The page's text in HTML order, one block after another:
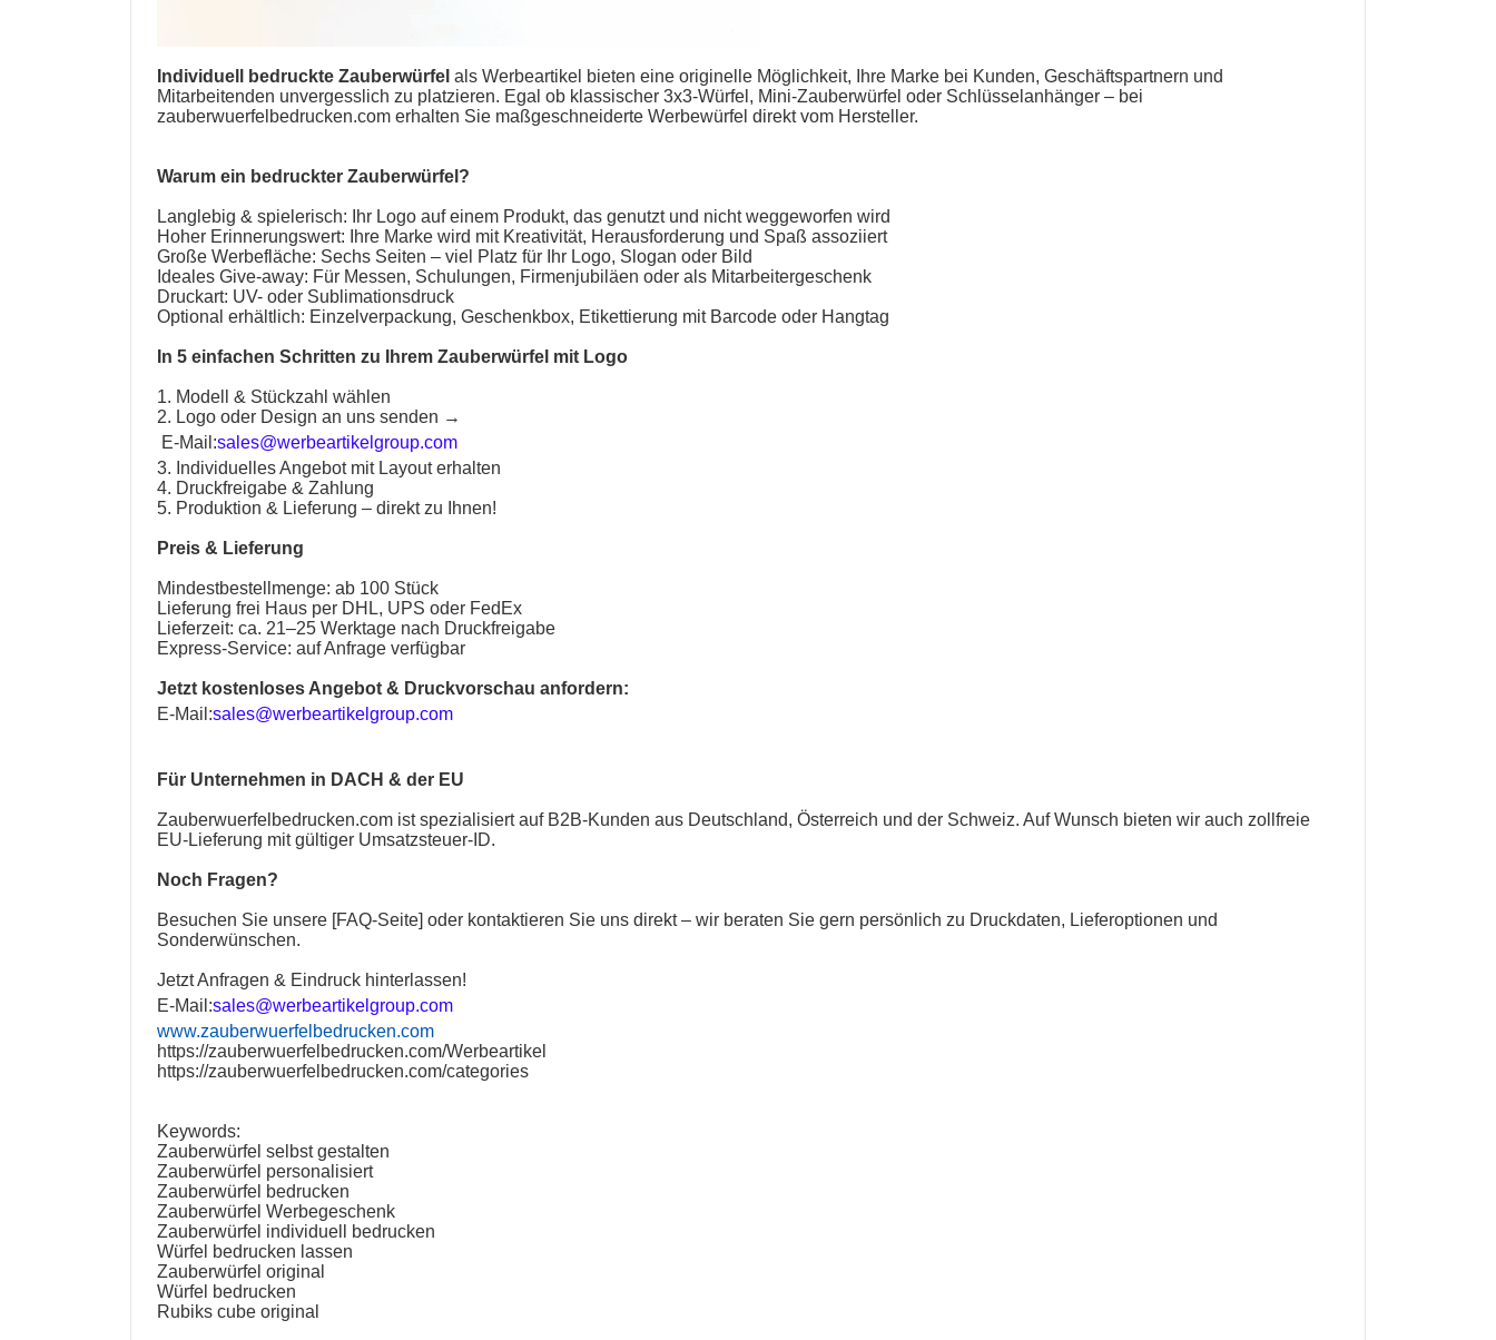
Individuell bedruckte Zauberwürfel alsWerbeartikel bieten eine originelle Möglichkeit, Ihre Marke bei Kunden, Geschäftspartnern und
Mitarbeitenden unvergesslich zu platzieren. Egal ob klassischer 3x3-Würfel, Mini-Zauberwürfel oder Schlüsselanhänger – bei
zauberwuerfelbedrucken.com erhalten Sie maßgeschneiderte Werbewürfel direkt vom Hersteller.
Warum ein bedruckter Zauberwürfel ?
Langlebig & spielerisch: Ihr Logo auf einem Produkt, das genutzt und nicht weggeworfen wird
Hoher Erinnerungswert: Ihre Marke wird mit Kreativität, Herausforderung und Spaß assoziiert
Große Werbefläche: Sechs Seiten – viel Platz für Ihr Logo, Slogan oder Bild
Ideales Give-away: Für Messen, Schulungen, Firmenjubiläen oder als Mitarbeitergeschenk
Druckart: UV- oder Sublimationsdruck
Optional erhältlich: Einzelverpackung, Geschenkbox, Etikettierung mit Barcode oder Hangtag
In 5 einfachen Schritten zu IhremZauberwürfel mit Logo
1. Modell & Stückzahl wählen
2. Logo oder Design an uns senden →
E-Mail:sales@werbeartikelgroup.com
3. Individuelles Angebot mit Layout erhalten
4. Druckfreigabe & Zahlung
5. Produktion & Lieferung – direkt zu Ihnen!
Preis & Lieferung
Mindestbestellmenge: ab 100 Stück
Lieferung frei Haus per DHL, UPS oder FedEx
Lieferzeit: ca. 21–25 Werktage nach Druckfreigabe
Express-Service: auf Anfrage verfügbar
Jetzt kostenloses Angebot & Druckvorschau anfordern:
E-Mail:sales@werbeartikelgroup.com
Für Unternehmen in DACH & der EU
Zauberwuerfelbedrucken.com ist spezialisiert auf B2B-Kunden aus Deutschland, Österreich und der Schweiz. Auf Wunsch bieten wir auch zollfreie
EU-Lieferung mit gültiger Umsatzsteuer-ID.
Noch Fragen?
Besuchen Sie unsere [FAQ-Seite] oder kontaktieren Sie uns direkt – wir beraten Sie gern persönlich zu Druckdaten, Lieferoptionen und
Sonderwünschen.
Jetzt Anfragen & Eindruck hinterlassen!
E-Mail:sales@werbeartikelgroup.com
www.zauberwuerfelbedrucken.com
https://zauberwuerfelbedrucken.com/Werbeartikel
https://zauberwuerfelbedrucken.com/categories
Keywords:
Zauberwürfel selbst gestalten
Zauberwürfel personalisiert
Zauberwürfel bedrucken
Zauberwürfel Werbegeschenk
Zauberwürfel individuell bedrucken
Würfel bedrucken lassen
Zauberwürfel original
Würfel bedrucken
Rubiks cube original